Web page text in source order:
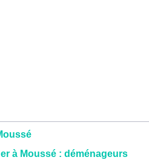
à Moussé : déménageurs